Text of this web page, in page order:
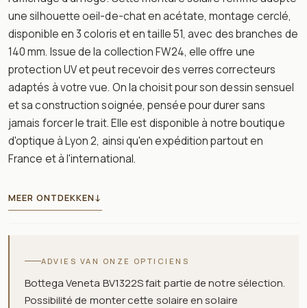
une silhouette oeil-de-chat en acétate, montage cerclé,
disponible en 3 coloris et en taille 51, avec des branches de
140 mm. Issue de la collection FW24, elle offre une
protection UV et peut recevoir des verres correcteurs
adaptés à votre vue. On la choisit pour son dessin sensuel
et sa construction soignée, pensée pour durer sans
jamais forcer le trait. Elle est disponible à notre boutique
d'optique à Lyon 2, ainsi qu'en expédition partout en
France et à l'international.
MEER ONTDEKKEN↓
ADVIES VAN ONZE OPTICIENS
Bottega Veneta BV1322S fait partie de notre sélection.
Possibilité de monter cette solaire en solaire